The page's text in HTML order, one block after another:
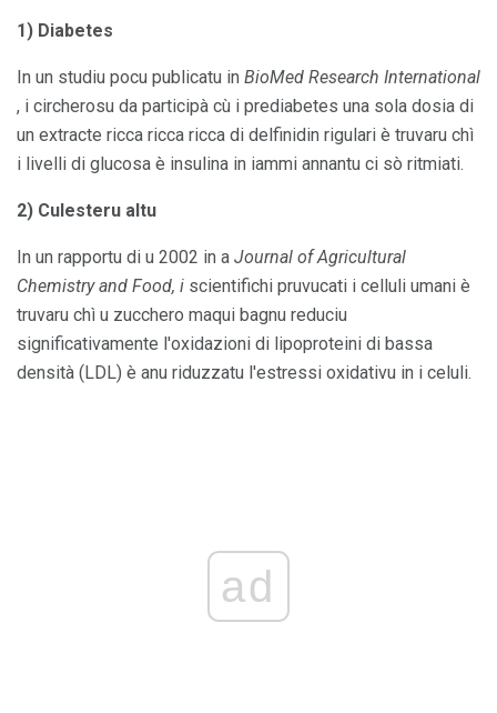
1) Diabetes
In un studiu pocu publicatu in BioMed Research International
, i circherosu da participà cù i prediabetes una sola dosia di
un extracte ricca ricca ricca di delfinidin rigulari è truvaru chì
i livelli di glucosa è insulina in iammi annantu ci sò ritmiati.
2) Culesteru altu
In un rapportu di u 2002 in a Journal of Agricultural
Chemistry and Food, i scientifichi pruvucati i celluli umani è
truvaru chì u zucchero maqui bagnu reduciu
significativamente l'oxidazioni di lipoproteini di bassa
densità (LDL) è anu riduzzatu l'estressi oxidativu in i celuli.
ad